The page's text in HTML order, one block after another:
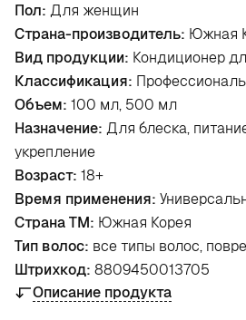
Пол: Для женщин
Страна-производитель: Южная
Вид продукции: Кондиционер
Классификация:
Объем: 100 мл, 500 мл
Назначение: Для блеска,
укрепление
Возраст: 18+
Время применения:
Страна ТМ: Южная Корея
Тип волос: все типы волос,
Штрихкод: 8809450013705
Описание продукта